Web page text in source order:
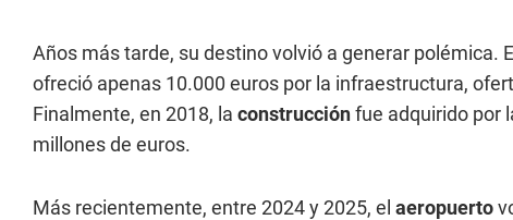
Años más tarde, su destino volvió a generar polémica.
ofreció apenas 10.000 euros por la infraestructura,
Finalmente, en 2018, la construcciónfue adquirido por
millones de euros.
Más recientemente, entre 2024 y 2025, el aeropuerto